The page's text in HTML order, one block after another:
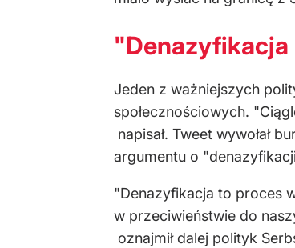
"Denazyfikacja
Jeden z ważniejszych
społecznościowych.
napisał. Tweet wywołał
argumentu o
"Denazyfikacja to proces
w przeciwieństwie do
oznajmił dalej polityk